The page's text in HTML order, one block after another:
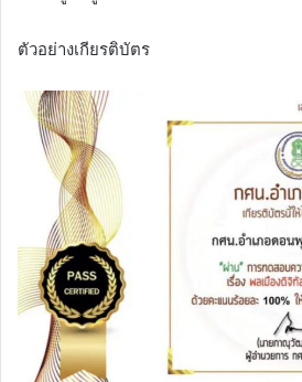
ตัวอย่างเกียรติบัตร